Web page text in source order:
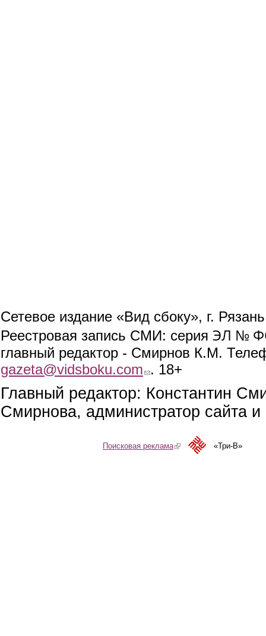
Сетевое издание «Вид сбоку», г.
Реестровая запись СМИ: серия ЭЛ №
главный редактор - Смирнов К.М.
gazeta@vidsboku.com (link sends e-mail)
. 18+
Главный редактор: Константин
Смирнова, администратор сайта
Поисковая реклама(link is external)«Три-В»